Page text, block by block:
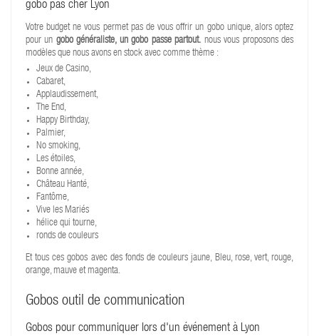
gobo pas cher Lyon
Votre budget ne vous permet pas de vous offrir un gobo unique, alors optez
pour un gobo généraliste, un gobo passe partout. nous vous proposons des
modèles que nous avons en stock avec comme thème :
Jeux de Casino,
Cabaret,
Applaudissement,
The End,
Happy Birthday,
Palmier,
No smoking,
Les étoiles,
Bonne année,
Château Hanté,
Fantôme,
Vive les Mariés
hélice qui tourne,
ronds de couleurs
Et tous ces gobos avec des fonds de couleurs jaune, Bleu, rose, vert, rouge,
orange, mauve et magenta.
Gobos outil de communication
Gobos pour communiquer lors d'un événement à Lyon